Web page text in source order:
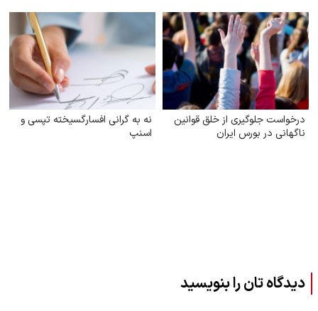
درخواست جلوگیری از خلق قوانین
ناگهانی در بورس ایران
نه به گرانی افسارگسیخته تپسی و
اسنپ
دیدگاه تان را بنویسید